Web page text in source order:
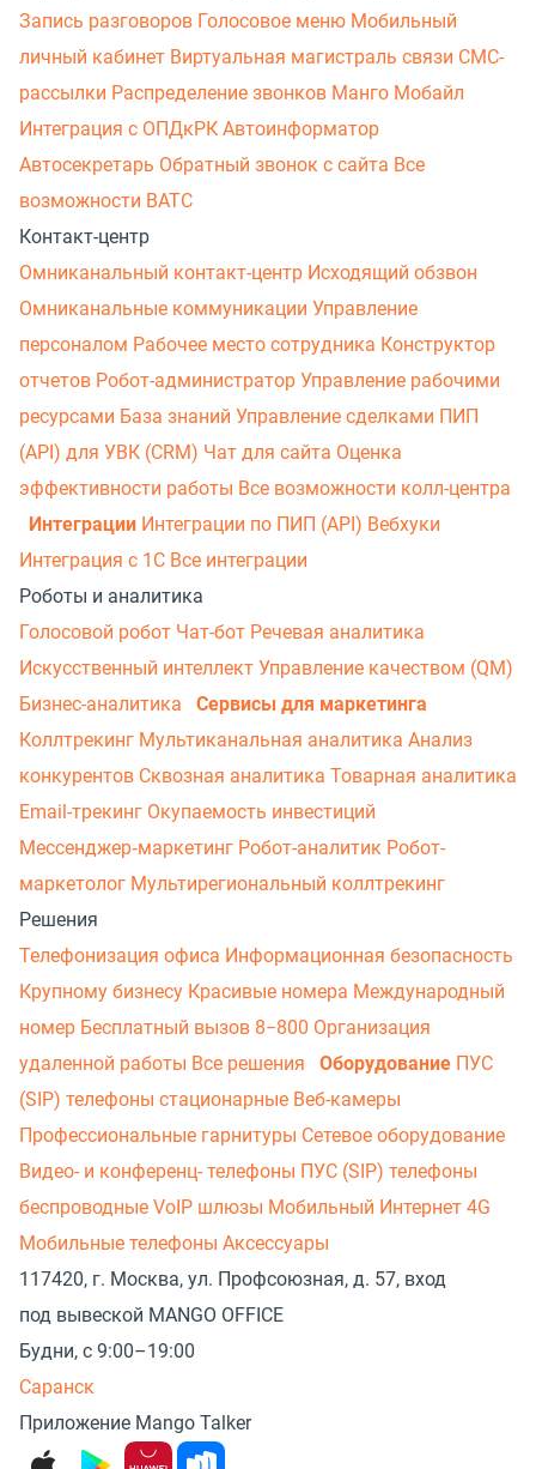
Запись разговоров Голосовое меню Мобильный
личный кабинет Виртуальная магистраль связи СМС-
рассылки Распределение звонков Манго Мобайл
Интеграция с ОПДкРК Автоинформатор
Автосекретарь Обратный звонок с сайта Все
возможности ВАТС
Контакт-центр
Омниканальный контакт-центр Исходящий обзвон
Омниканальные коммуникации Управление
персоналом Рабочее место сотрудника Конструктор
отчетов Робот-администратор Управление рабочими
ресурсами База знаний Управление сделками ПИП
(API) для УВК (CRM) Чат для сайта Оценка
эффективности работы Все возможности колл-центра
Интеграции Интеграции по ПИП (API) Вебхуки
Интеграция с 1С Все интеграции
Роботы и аналитика
Голосовой робот Чат-бот Речевая аналитика
Искусственный интеллект Управление качеством (QM)
Бизнес-аналитика
Сервисы для маркетинга
Коллтрекинг Мультиканальная аналитика Анализ
конкурентов Сквозная аналитика Товарная аналитика
Email-трекинг Окупаемость инвестиций
Мессенджер‑маркетинг Робот-аналитик Робот-
маркетолог Мультирегиональный коллтрекинг
Решения
Телефонизация офиса Информационная безопасность
Крупному бизнесу Красивые номера Международный
номер Бесплатный вызов 8−800 Организация
удаленной работы Все решения Оборудование ПУС
(SIP) телефоны стационарные Веб-камеры
Профессиональные гарнитуры Сетевое оборудование
Видео- и конференц- телефоны ПУС (SIP) телефоны
беспроводные VoIP шлюзы Мобильный Интернет 4G
Мобильные телефоны Аксессуары
117420, г. Москва, ул. Профсоюзная, д. 57, вход
под вывеской MANGO OFFICE
Будни, с 9:00–19:00
Саранск
Приложение Mango Talker